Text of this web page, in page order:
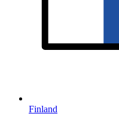
Finland